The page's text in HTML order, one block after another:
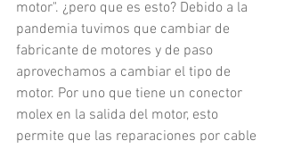
motor". ¿pero que es esto? Debido a la
pandemia tuvimos que cambiar de
fabricante de motores y de paso
aprovechamos a cambiar el tipo de
motor. Por uno que tiene un conector
molex en la salida del motor, esto
permite que las reparaciones por cable